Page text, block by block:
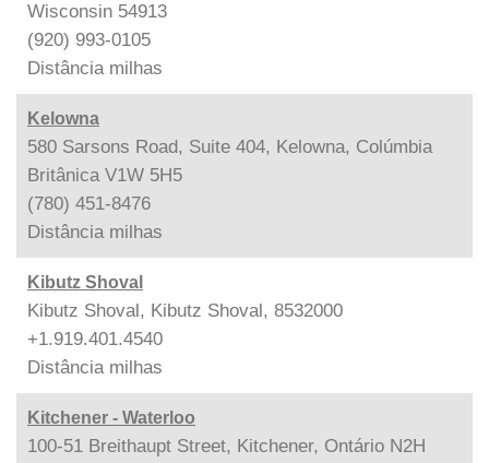
Wisconsin 54913
(920) 993-0105
Distância milhas
Kelowna
580 Sarsons Road, Suite 404, Kelowna, Colúmbia
Britânica V1W 5H5
(780) 451-8476
Distância milhas
Kibutz Shoval
Kibutz Shoval, Kibutz Shoval, 8532000
+1.919.401.4540
Distância milhas
Kitchener - Waterloo
100-51 Breithaupt Street, Kitchener, Ontário N2H